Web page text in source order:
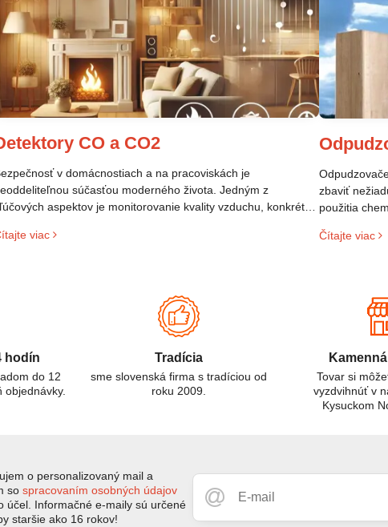
CO a CO2
v domácnostiach a na pracoviskách je
súčasťou moderného života. Jedným z
aspektov je monitorovanie kvality vzduchu, konkrétne
oxid uhoľnatý (CO) a oxid uhličitý (CO₂). Aj keď ich názvy
viac
zbaviť
použitia
prostrediu.
Čítajte viac
hodín
do 12
objednávky.
Tradícia
sme slovenská firma s tradíciou od
roku 2009.
Tovar si
vyzdvihnúť v
Kysuckom
o personalizovaný mail a
sospracovaním osobných údajov
účel. Informačné e-maily sú určené
staršie ako 16 rokov!